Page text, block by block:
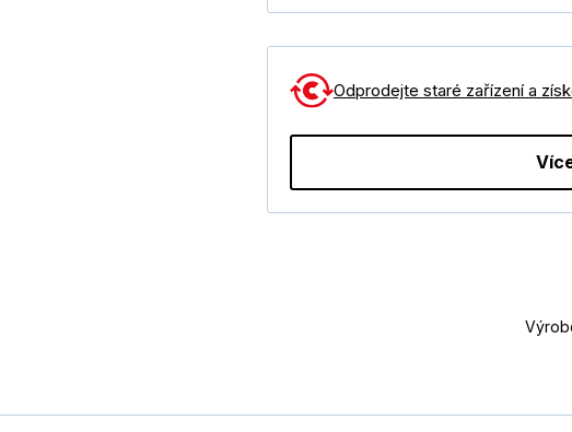
Odprodejte staré zařízení a